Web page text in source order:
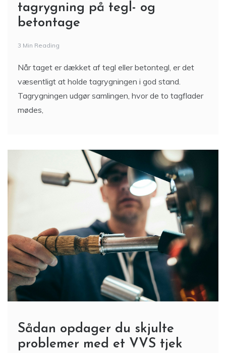
tagrygning på tegl- og
betontage
3 Min Reading
Når taget er dækket af tegl eller betontegl, er det
væsentligt at holde tagrygningen i god stand.
Tagrygningen udgør samlingen, hvor de to tagflader
mødes,
Sådan opdager du skjulte
problemer med et VVS tjek